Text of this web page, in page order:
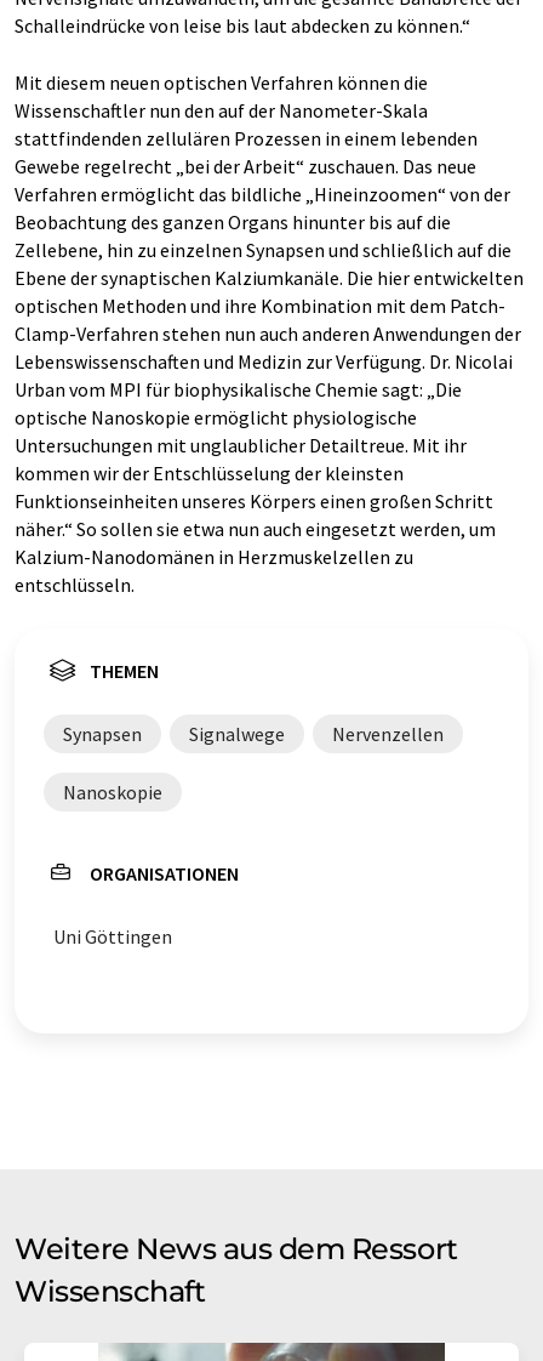
Schalleindrücke von leise bis laut abdecken zu können.“
Mit diesem neuen optischen Verfahren können die
Wissenschaftler nun den auf der Nanometer-Skala
stattfindenden zellulären Prozessen in einem lebenden
Gewebe regelrecht „bei der Arbeit“ zuschauen. Das neue
Verfahren ermöglicht das bildliche „Hineinzoomen“ von der
Beobachtung des ganzen Organs hinunter bis auf die
Zellebene, hin zu einzelnen Synapsen und schließlich auf die
Ebene der synaptischen Kalziumkanäle. Die hier entwickelten
optischen Methoden und ihre Kombination mit dem Patch-
Clamp-Verfahren stehen nun auch anderen Anwendungen der
Lebenswissenschaften und Medizin zur Verfügung. Dr. Nicolai
Urban vom MPI für biophysikalische Chemie sagt: „Die
optische Nanoskopie ermöglicht physiologische
Untersuchungen mit unglaublicher Detailtreue. Mit ihr
kommen wir der Entschlüsselung der kleinsten
Funktionseinheiten unseres Körpers einen großen Schritt
näher.“ So sollen sie etwa nun auch eingesetzt werden, um
Kalzium-Nanodomänen in Herzmuskelzellen zu
entschlüsseln.
THEMEN
Synapsen Signalwege Nervenzellen
Nanoskopie
ORGANISATIONEN
Uni Göttingen
Weitere News aus dem Ressort
Wissenschaft